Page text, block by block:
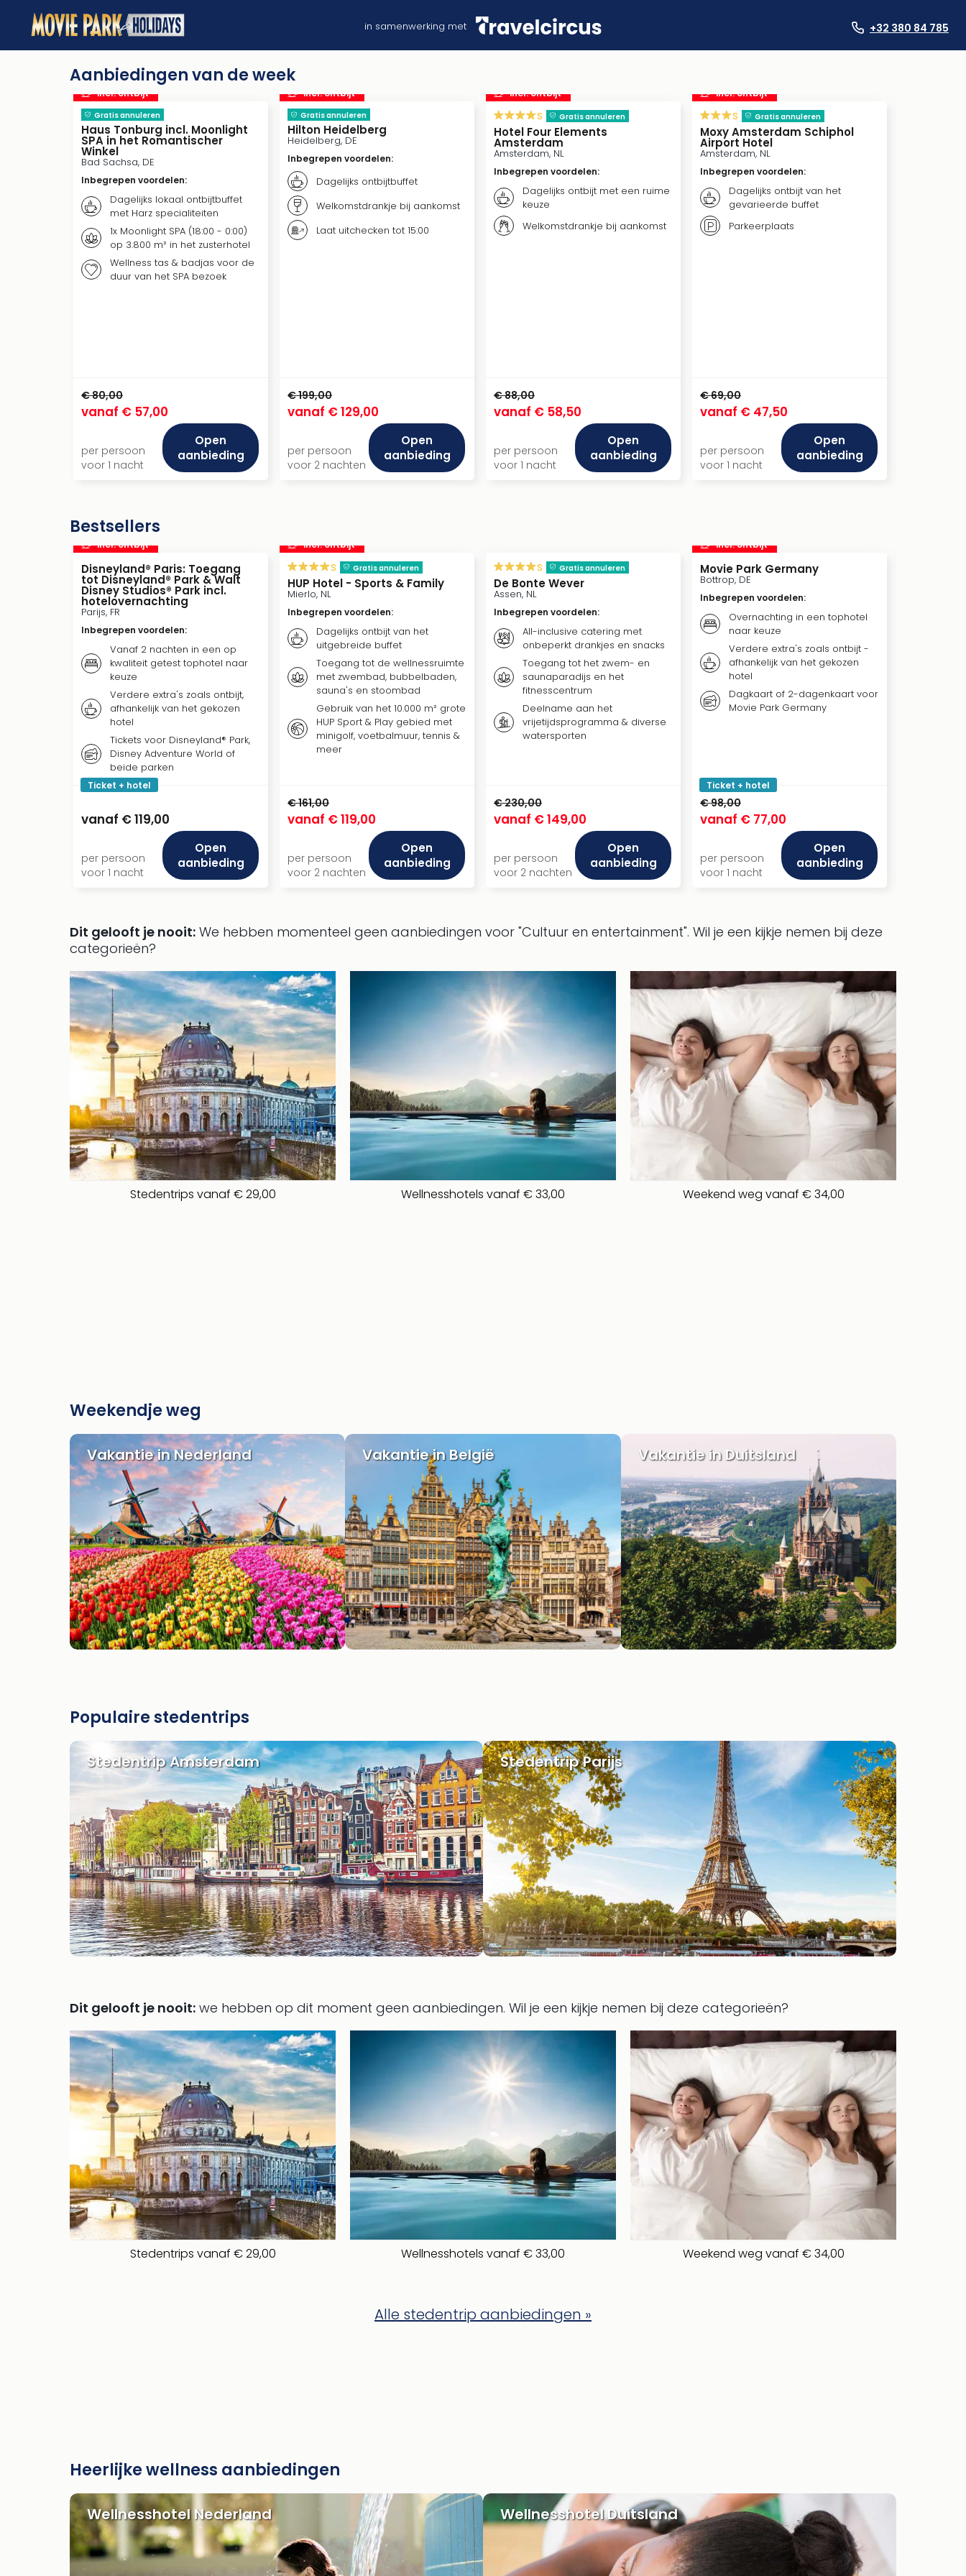
in samenwerking met +32 380 84 785
Aanbiedingen van de week
incl. ontbijt
Gratis annuleren
Haus Tonburg incl. Moonlight
SPA in het Romantischer
Winkel
Bad Sachsa, DE
Inbegrepen voordelen:
Dagelijks lokaal ontbijtbuffet
met Harz specialiteiten
1x Moonlight SPA (18:00 - 0:00)
op 3.800 m² in het zusterhotel
Wellness tas & badjas voor de
duur van het SPA bezoek
€ 80,00
vanaf € 57,00
per persoon
voor 1 nacht
Open
aanbieding
incl. ontbijt
Gratis annuleren
Hilton Heidelberg
Heidelberg, DE
Inbegrepen voordelen:
Dagelijks ontbijtbuffet
Welkomstdrankje bij aankomst
Laat uitchecken tot 15:00
€ 199,00
vanaf € 129,00
per persoon
voor 2 nachten
Open
aanbieding
incl. ontbijt
s Gratis annuleren
Hotel Four Elements
Amsterdam
Amsterdam, NL
Inbegrepen voordelen:
Dagelijks ontbijt met een ruime
keuze
Welkomstdrankje bij aankomst
€ 88,00
vanaf € 58,50
per persoon
voor 1 nacht
Open
aanbieding
incl. ontbijt
s Gratis annuleren
Moxy Amsterdam Schiphol
Airport Hotel
Amsterdam, NL
Inbegrepen voordelen:
Dagelijks ontbijt van het
gevarieerde buffet
Parkeerplaats
€ 69,00
vanaf € 47,50
per persoon
voor 1 nacht
Open
aanbieding
Bestsellers
incl. ontbijt
Disneyland® Paris: Toegang
tot Disneyland® Park & Walt
Disney Studios® Park incl.
hotelovernachting
Parijs, FR
Inbegrepen voordelen:
Vanaf 2 nachten in een op
kwaliteit getest tophotel naar
keuze
Verdere extra's zoals ontbijt,
afhankelijk van het gekozen
hotel
Tickets voor Disneyland® Park,
Disney Adventure World of
beide parken
Ticket + hotel
vanaf € 119,00
per persoon
voor 1 nacht
Open
aanbieding
incl. ontbijt
s Gratis annuleren
HUP Hotel - Sports & Family
Mierlo, NL
Inbegrepen voordelen:
Dagelijks ontbijt van het
uitgebreide buffet
Toegang tot de wellnessruimte
met zwembad, bubbelbaden,
sauna's en stoombad
Gebruik van het 10.000 m² grote
HUP Sport & Play gebied met
minigolf, voetbalmuur, tennis &
meer
€ 161,00
vanaf € 119,00
per persoon
voor 2 nachten
Open
aanbieding
s Gratis annuleren
De Bonte Wever
Assen, NL
Inbegrepen voordelen:
All-inclusive catering met
onbeperkt drankjes en snacks
Toegang tot het zwem- en
saunaparadijs en het
fitnesscentrum
Deelname aan het
vrijetijdsprogramma & diverse
watersporten
€ 230,00
vanaf € 149,00
per persoon
voor 2 nachten
Open
aanbieding
incl. ontbijt
Movie Park Germany
Bottrop, DE
Inbegrepen voordelen:
Overnachting in een tophotel
naar keuze
Verdere extra's zoals ontbijt -
afhankelijk van het gekozen
hotel
Dagkaart of 2-dagenkaart voor
Movie Park Germany
Ticket + hotel
€ 98,00
vanaf € 77,00
per persoon
voor 1 nacht
Open
aanbieding
Dit gelooft je nooit: We hebben momenteel geen aanbiedingen voor "Cultuur en entertainment". Wil je een kijkje nemen bij deze
categorieën?
Stedentrips vanaf € 29,00 Wellnesshotels vanaf € 33,00 Weekend weg vanaf € 34,00
Weekendje weg
Vakantie in Nederland Vakantie in België Vakantie in Duitsland
Populaire stedentrips
Stedentrip Amsterdam Stedentrip Parijs
Dit gelooft je nooit: we hebben op dit moment geen aanbiedingen. Wil je een kijkje nemen bij deze categorieën?
Stedentrips vanaf € 29,00 Wellnesshotels vanaf € 33,00 Weekend weg vanaf € 34,00
Alle stedentrip aanbiedingen »
Heerlijke wellness aanbiedingen
Wellnesshotel Nederland Wellnesshotel Duitsland